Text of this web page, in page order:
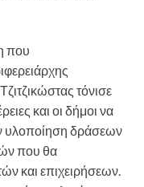
που
τόνισε
και οι δήμοι να
υλοποίηση δράσεων
που θα
και επιχειρήσεων.